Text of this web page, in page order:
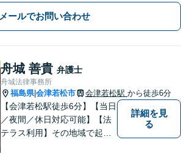
寧にサポートいたします【地元・福島
市出身の弁護士】
メールでお問い合わせ
舟城 善貴 弁護士
舟城法律事務所
福島県|会津若松市 会津若松駅 から徒歩6分
【会津若松駅徒歩6分】【当日
／夜間／休日対応可能】【法
テラス利用】その地域で起こ
詳細を見
る